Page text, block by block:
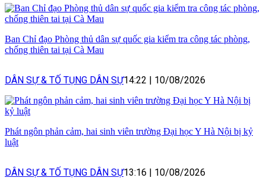
Ban Chỉ đạo Phòng thủ dân sự quốc gia kiểm tra công tác phòng,
chống thiên tai tại Cà Mau
DÂN SỰ & TỐ TỤNG DÂN SỰ14:22 10/08/2026
Phát ngôn phản cảm, hai sinh viên trường Đại học Y Hà Nội bị kỷ
luật
DÂN SỰ & TỐ TỤNG DÂN SỰ13:16 10/08/2026